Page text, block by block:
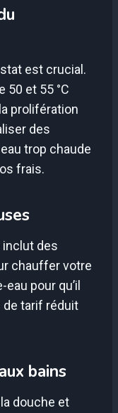
est crucial.
50 et 55 °C
prolifération
des
eau trop chaude
frais.
inclut des
chauffer votre
pour qu’il
tarif réduit
bains
douche et